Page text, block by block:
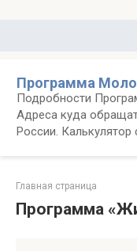
Программа
Подробности
Адреса куда
России.
Главная страница
Программа